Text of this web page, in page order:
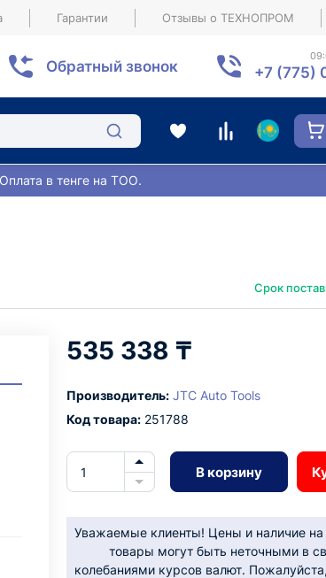
Гарантии Отзывы о ТЕХНОПРОМ
Обратный звонок +7 (775)
в тенге на ТОО.
Срок
535 338 ₸
Производитель: JTC Auto Tools
Код товара:251788
В корзину
Уважаемые клиенты! Цены и наличие на
товары могут быть неточными в
колебаниями курсов валют.